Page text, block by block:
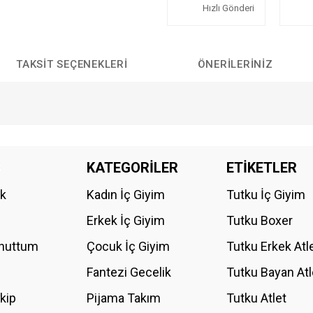
Hızlı Gönderi
TAKSIT SEÇENEKLERI ÖNERILERINIZ
Bu ürüne ilk yorumu siz yapın!
KATEGORİLER
Kadın İç Giyim
Erkek İç Giyim
Çocuk İç Giyim
Fantezi Gecelik
Pijama Takım
ETİKETLER
Tutku İç Giyim
Tutku Boxer
Tutku Erkek
Tutku Bayan
Tutku Atlet